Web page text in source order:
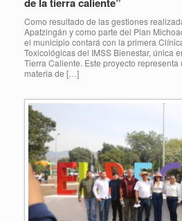
Como resultado de las gestiones
Apatzingán y como parte del Plan
el municipio contará con la primera
Toxicológicas del IMSS Bienestar, única
Tierra Caliente. Este proyecto
materia de […]